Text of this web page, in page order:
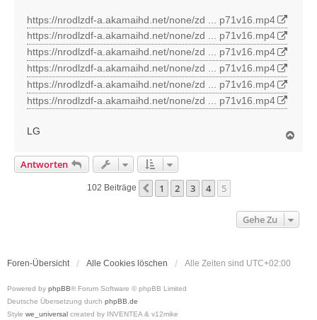
a
g
https://nrodlzdf-a.akamaihd.net/none/zd ... p71v16.mp4
https://nrodlzdf-a.akamaihd.net/none/zd ... p71v16.mp4
https://nrodlzdf-a.akamaihd.net/none/zd ... p71v16.mp4
https://nrodlzdf-a.akamaihd.net/none/zd ... p71v16.mp4
https://nrodlzdf-a.akamaihd.net/none/zd ... p71v16.mp4
https://nrodlzdf-a.akamaihd.net/none/zd ... p71v16.mp4
LG
n
Antworten
102 Beiträge Vorherige
1 2 3 4 5
Gehe Zu
Foren-Übersicht Alle Cookies löschen Alle Zeiten sind UTC+02:00
Powered by phpBB® Forum Software © phpBB Limited
Deutsche Übersetzung durch phpBB.de
Style we_universal created by INVENTEA & v12mike